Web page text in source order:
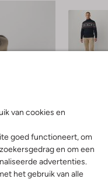
van cookies en
goed functioneert, om
en om een
advertenties.
het gebruik van alle